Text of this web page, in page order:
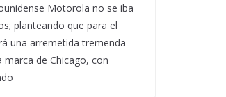
Motorola no se iba
planteando que para el
una arremetida tremenda
marca de Chicago, con